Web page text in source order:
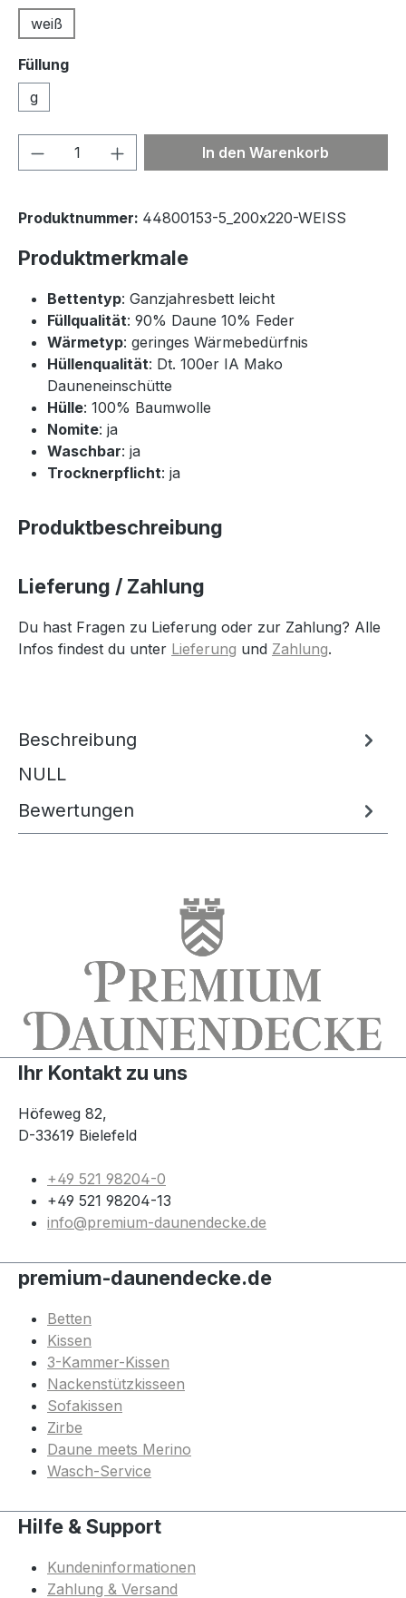
weiß
Füllung
g
Produkt Anzahl: Gib denIn den Warenkorb
Produktnummer: 44800153-5_200x220-WEISS
Produktmerkmale
Bettentyp: Ganzjahresbett leicht
Füllqualität: 90% Daune 10% Feder
Wärmetyp: geringes Wärmebedürfnis
Hüllenqualität: Dt. 100er IA Mako
Dauneneinschütte
Hülle: 100% Baumwolle
Nomite: ja
Waschbar: ja
Trocknerpflicht: ja
Produktbeschreibung
Lieferung / Zahlung
Du hast Fragen zu Lieferung oder zur Zahlung? Alle
Infos findest du unter Lieferung und Zahlung.
Beschreibung
NULL
Bewertungen
Ihr Kontakt zu uns
Höfeweg 82,
D-33619 Bielefeld
+49 521 98204-0
+49 521 98204-13
info@premium-daunendecke.de
premium-daunendecke.de
Betten
Kissen
3-Kammer-Kissen
Nackenstützkisseen
Sofakissen
Zirbe
Daune meets Merino
Wasch-Service
Hilfe & Support
Kundeninformationen
Zahlung & Versand